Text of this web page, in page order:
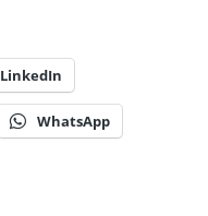
LinkedIn
WhatsApp